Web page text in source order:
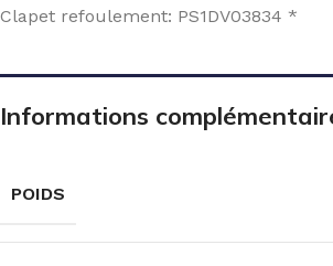
Clapet refoulement: PS1DV03834 *
Informations
POIDS